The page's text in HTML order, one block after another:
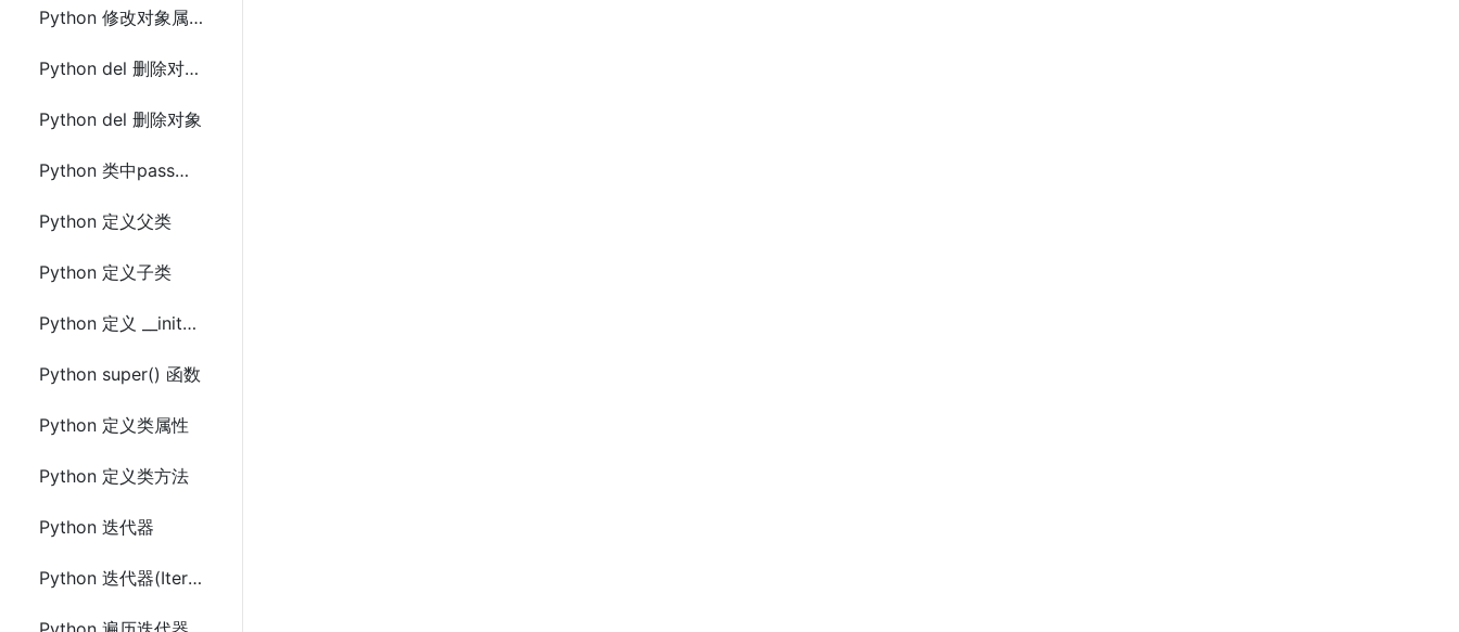
Python 修改对象属性
Python del 删除对象属性
Python del 删除对象
Python 类中pass语句
Python 定义父类
Python 定义子类
Python 定义 __init__()方法
Python super() 函数
Python 定义类属性
Python 定义类方法
Python 迭代器
Python 迭代器(Iterator)和可迭代(Iterable)